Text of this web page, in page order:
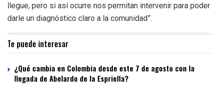
llegue, pero si así ocurre nos permitan intervenir para poder
darle un diagnóstico claro a la comunidad”.
Te puede interesar
¿Qué cambia en Colombia desde este 7 de agosto con la
llegada de Abelardo de la Espriella?